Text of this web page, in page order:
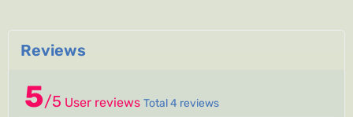
Reviews
5/5 User reviews Total 4 reviews